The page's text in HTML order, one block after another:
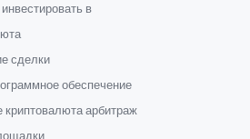
в
сделки
обеспечение
криптовалюта арбитраж